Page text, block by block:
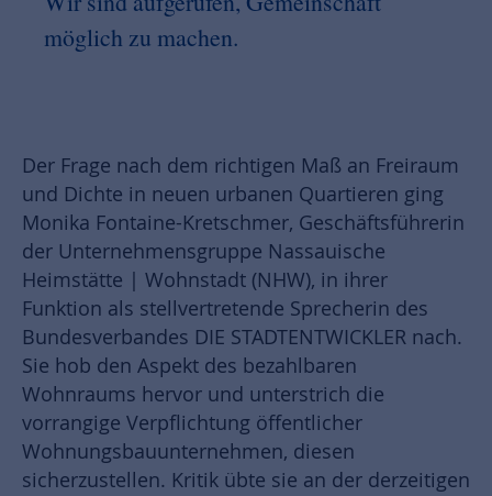
möglich zu machen.
Der Frage nach dem richtigen Maß an Freiraum
und Dichte in neuen urbanen Quartieren ging
Monika Fontaine-Kretschmer, Geschäftsführerin
der Unternehmensgruppe Nassauische
Heimstätte | Wohnstadt (NHW), in ihrer
Funktion als stellvertretende Sprecherin des
Bundesverbandes DIE STADTENTWICKLER nach.
Sie hob den Aspekt des bezahlbaren
Wohnraums hervor und unterstrich die
vorrangige Verpflichtung öffentlicher
Wohnungsbauunternehmen, diesen
sicherzustellen. Kritik übte sie an der derzeitigen